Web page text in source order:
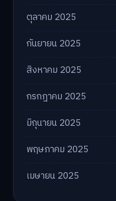
ตุลาคม 2025
กันยายน 2025
สิงหาคม 2025
กรกฎาคม 2025
มิถุนายน 2025
พฤษภาคม 2025
เมษายน 2025